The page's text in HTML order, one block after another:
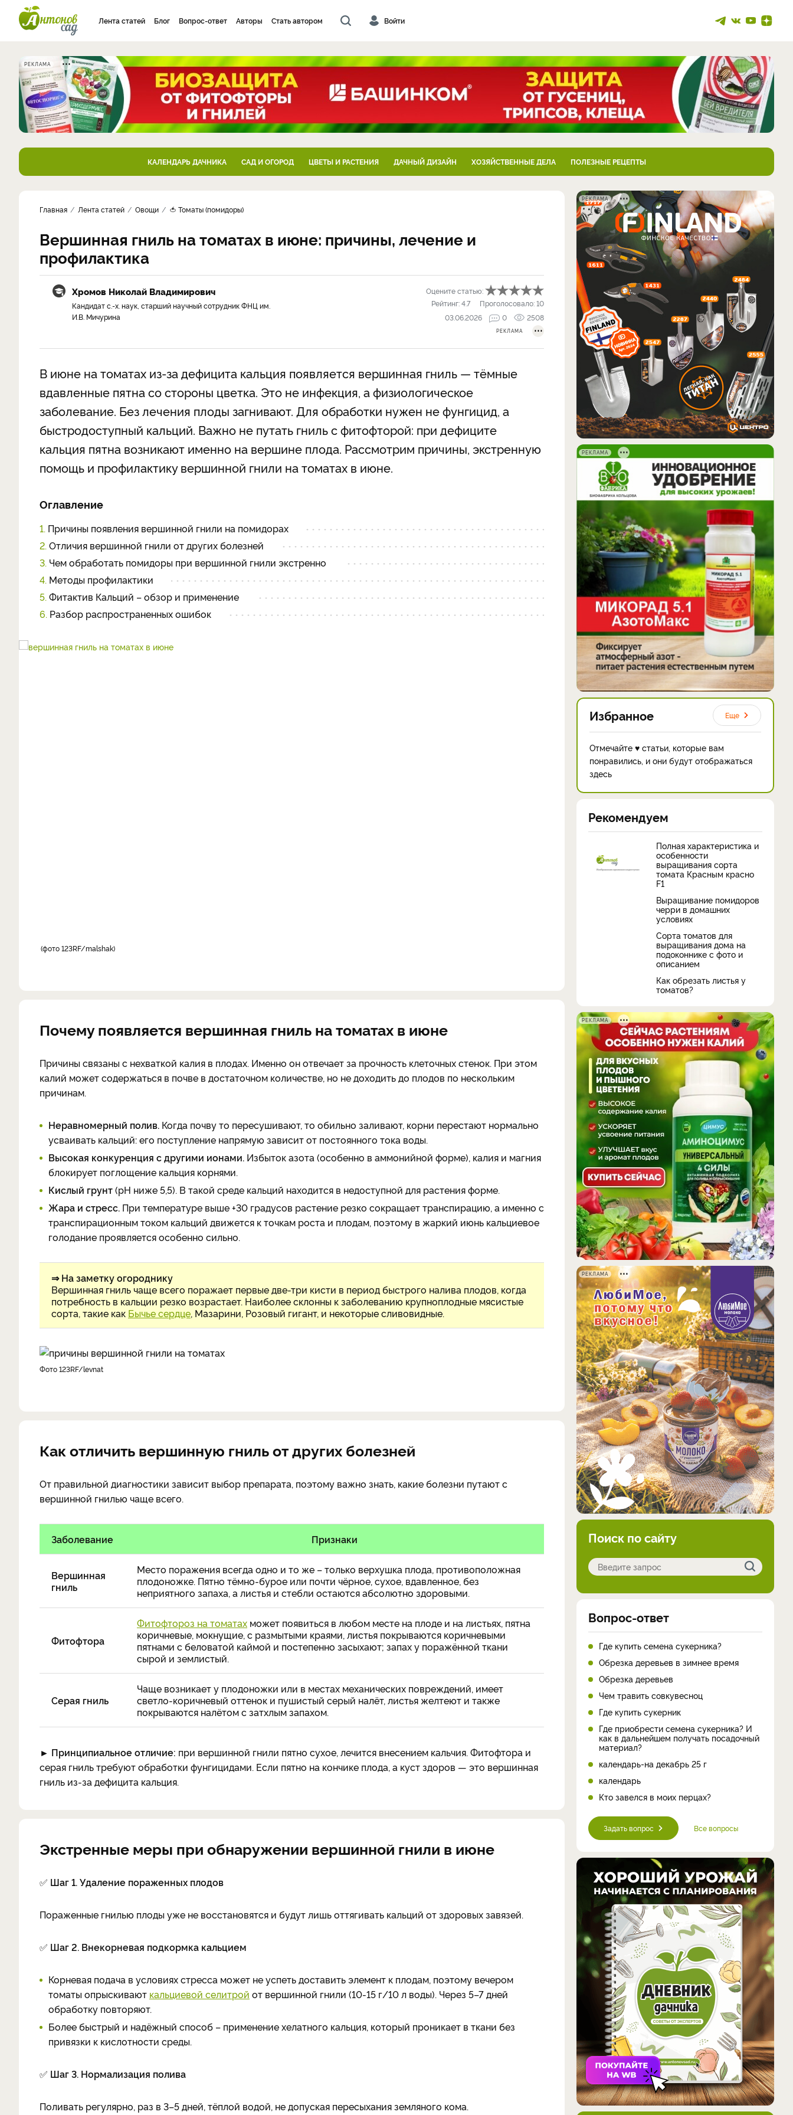
Лента статей Блог Вопрос-ответ Авторы Стать автором Войти
РЕКЛАМА
КАЛЕНДАРЬ ДАЧНИКА САД И ОГОРОД ЦВЕТЫ И РАСТЕНИЯ ДАЧНЫЙ ДИЗАЙН ХОЗЯЙСТВЕННЫЕ ДЕЛА ПОЛЕЗНЫЕ РЕЦЕПТЫ
Главная Лента статей Овощи 🍅 Томаты (помидоры)
Вершинная гниль на томатах в июне: причины, лечение и
профилактика
Хромов Николай Владимирович
Кандидат с.-х. наук, старший научный сотрудник ФНЦ им.
И.В. Мичурина
Оцените статью:
Рейтинг:4.7 Проголосовало:10
03.06.2026
0 2508
РЕКЛАМА
В июне на томатах из-за дефицита кальция появляется вершинная гниль — тёмные
вдавленные пятна со стороны цветка. Это не инфекция, а физиологическое
заболевание. Без лечения плоды загнивают. Для обработки нужен не фунгицид, а
быстродоступный кальций. Важно не путать гниль с фитофторой: при дефиците
кальция пятна возникают именно на вершине плода. Рассмотрим причины, экстренную
помощь и профилактику вершинной гнили на томатах в июне.
Оглавление
1. Причины появления вершинной гнили на помидорах
2. Отличия вершинной гнили от других болезней
3. Чем обработать помидоры при вершинной гнили экстренно
4. Методы профилактики
5. Фитактив Кальций – обзор и применение
6. Разбор распространенных ошибок
фото 123RF/malshak
Почему появляется вершинная гниль на томатах в июне
Причины связаны с нехваткой калия в плодах. Именно он отвечает за прочность клеточных стенок. При этом
калий может содержаться в почве в достаточном количестве, но не доходить до плодов по нескольким
причинам.
Неравномерный полив. Когда почву то пересушивают, то обильно заливают, корни перестают нормально
усваивать кальций: его поступление напрямую зависит от постоянного тока воды.
Высокая конкуренция с другими ионами. Избыток азота (особенно в аммонийной форме), калия и магния
блокирует поглощение кальция корнями.
Кислый грунт(рН ниже 5,5). В такой среде кальций находится в недоступной для растения форме.
Жара и стресс. При температуре выше +30 градусов растение резко сокращает транспирацию, а именно с
транспирационным током кальций движется к точкам роста и плодам, поэтому в жаркий июнь кальциевое
голодание проявляется особенно сильно.
⇒ На заметку огороднику
Вершинная гниль чаще всего поражает первые две-три кисти в период быстрого налива плодов, когда
потребность в кальции резко возрастает. Наиболее склонны к заболеванию крупноплодные мясистые
сорта, такие как Бычье сердце, Мазарини, Розовый гигант, и некоторые сливовидные.
фото 123RF/levnat
Как отличить вершинную гниль от других болезней
От правильной диагностики зависит выбор препарата, поэтому важно знать, какие болезни путают с
вершинной гнилью чаще всего.
Заболевание Признаки
Вершинная
гниль
Место поражения всегда одно и то же – только верхушка плода, противоположная
плодоножке. Пятно тёмно-бурое или почти чёрное, сухое, вдавленное, без
неприятного запаха, а листья и стебли остаются абсолютно здоровыми.
Фитофтора
Фитофтороз на томатах может появиться в любом месте на плоде и на листьях, пятна
коричневые, мокнущие, с размытыми краями, листья покрываются коричневыми
пятнами с беловатой каймой и постепенно засыхают; запах у поражённой ткани
сырой и землистый.
Серая гниль
Чаще возникает у плодоножки или в местах механических повреждений, имеет
светло-коричневый оттенок и пушистый серый налёт, листья желтеют и также
покрываются налётом с затхлым запахом.
► Принципиальное отличие: при вершинной гнили пятно сухое, лечится внесением кальчия. Фитофтора и
серая гниль требуют обработки фунгицидами. Если пятно на кончике плода, а куст здоров — это вершинная
гниль из-за дефицита кальция.
Экстренные меры при обнаружении вершинной гнили в июне
✅ Шаг 1. Удаление пораженных плодов
Пораженные гнилью плоды уже не восстановятся и будут лишь оттягивать кальций от здоровых завязей.
✅ Шаг 2. Внекорневая подкормка кальцием
Корневая подача в условиях стресса может не успеть доставить элемент к плодам, поэтому вечером
томаты опрыскивают кальциевой селитрой от вершинной гнили (10-15 г/10 л воды). Через 5–7 дней
обработку повторяют.
Более быстрый и надёжный способ – применение хелатного кальция, который проникает в ткани без
привязки к кислотности среды.
✅ Шаг 3. Нормализация полива
Поливать регулярно, раз в 3–5 дней, тёплой водой, не допуская пересыхания земляного кома.
РЕКЛАМА
РЕКЛАМА
Избранное Еще
Отмечайте ♥ статьи, которые вам
понравились, и они будут отображаться
здесь
Рекомендуем
Полная характеристика и
особенности
выращивания сорта
томата Красным красно
F1
Выращивание помидоров
черри в домашних
условиях
Сорта томатов для
выращивания дома на
подоконнике с фото и
описанием
Как обрезать листья у
томатов?
РЕКЛАМА
РЕКЛАМА
Поиск по сайту
Вопрос-ответ
Где купить семена сукерника?
Обрезка деревьев в зимнее время
Обрезка деревьев
Чем травить совкувесноц
Где купить сукерник
Где приобрести семена сукерника? И
как в дальнейшем получать посадочный
материал?
календарь-на декабрь 25 г
календарь
Кто завелся в моих перцах?
Задать вопрос Все вопросы